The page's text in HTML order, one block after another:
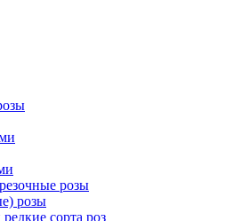
розы
розы
сорта роз